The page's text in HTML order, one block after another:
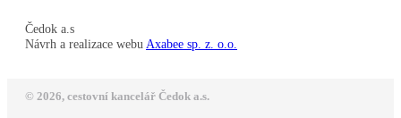
Čedok a.s
Návrh a realizace webu Axabee sp. z. o.o.
© 2026, cestovní kancelář Čedok a.s.